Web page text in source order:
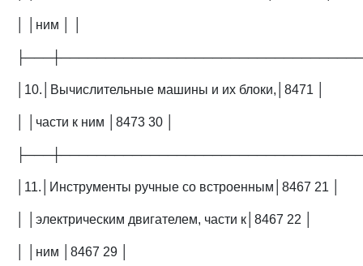
│ │ним │ │
│10.│Вычислительные машины и их блоки,│8471 │
│ │части к ним │8473 30 │
│11.│Инструменты ручные со встроенным│8467 21 │
│ │электрическим двигателем, части к│8467 22 │
│ │ним │8467 29 │